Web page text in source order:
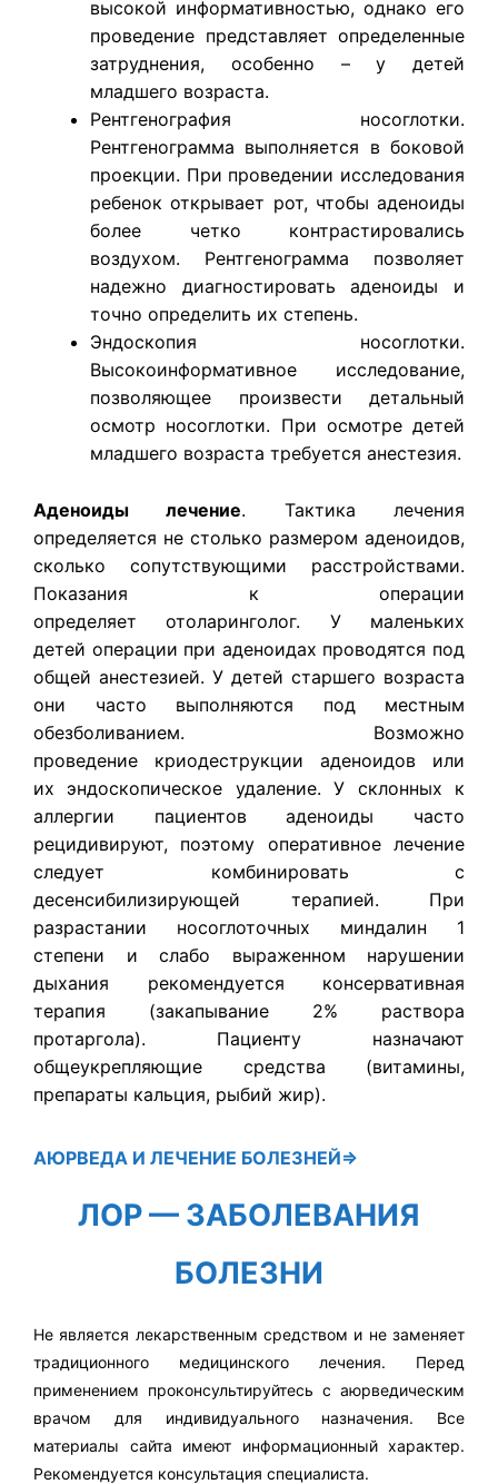
высокой информативностью, однако его
проведение представляет определенные
затруднения, особенно – у детей
младшего возраста.
Рентгенография носоглотки.
Рентгенограмма выполняется в боковой
проекции. При проведении исследования
ребенок открывает рот, чтобы аденоиды
более четко контрастировались
воздухом. Рентгенограмма позволяет
надежно диагностировать аденоиды и
точно определить их степень.
Эндоскопия носоглотки.
Высокоинформативное исследование,
позволяющее произвести детальный
осмотр носоглотки. При осмотре детей
младшего возраста требуется анестезия.
​Аденоиды лечение. Тактика лечения
определяется не столько размером аденоидов,
сколько сопутствующими расстройствами.
Показания к операции
определяет отоларинголог. У маленьких
детей операции при аденоидах проводятся под
общей анестезией. У детей старшего возраста
они часто выполняются под местным
обезболиванием. Возможно
проведение криодеструкции аденоидов или
их эндоскопическое удаление.У склонных к
аллергии пациентов аденоиды часто
рецидивируют, поэтому оперативное лечение
следует комбинировать с
десенсибилизирующей терапией. При
разрастании носоглоточных миндалин 1
степени и слабо выраженном нарушении
дыхания рекомендуется консервативная
терапия (закапывание 2% раствора
протаргола). Пациенту назначают
общеукрепляющие средства (витамины,
препараты кальция, рыбий жир).
АЮРВЕДА И ЛЕЧЕНИЕ БОЛЕЗНЕЙ⇒
ЛОР — ЗАБОЛЕВАНИЯ
БОЛЕЗНИ
Не является лекарственным средством и не заменяет
традиционного медицинского лечения. Перед
применением проконсультируйтесь с аюрведическим
врачом для индивидуального назначения. Все
материалы сайта имеют информационный характер.
Рекомендуется консультация специалиста.